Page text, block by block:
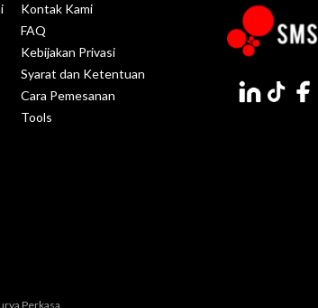
Kontak Kami
FAQ
Kebijakan Privasi
Syarat dan Ketentuan
Cara Pemesanan
Tools
Perkasa.